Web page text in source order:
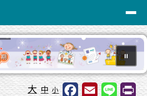
⏸
大 中 小